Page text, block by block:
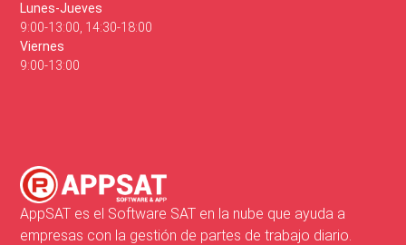
AppSAT es el Software SAT en la nube que ayuda a
empresas con la gestión de partes de trabajo diario.
Lunes-Jueves
9:00-13:00, 14:30-18:00
Viernes
9:00-13:00